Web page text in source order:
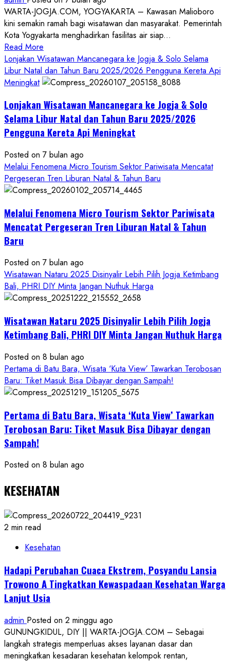
WARTA-JOGJA.COM, YOGYAKARTA – Kawasan Malioboro
kini semakin ramah bagi wisatawan dan masyarakat. Pemerintah
Kota Yogyakarta menghadirkan fasilitas air siap...
Read More
more
about
Malioboro
Ramah,
Sajikan
Fasilitas
Air
Siap
Minum
Gratis
Bagi
&
Masyarakat
Lonjakan Wisatawan Mancanegara ke Jogja & Solo Selama
Libur Natal dan Tahun Baru 2025/2026 Pengguna Kereta Api
Meningkat
Lonjakan Wisatawan Mancanegara ke Jogja & Solo
Selama Libur Natal dan Tahun Baru 2025/2026
Pengguna Kereta Api Meningkat
Posted on 7 bulan ago
Melalui Fenomena Micro Tourism Sektor Pariwisata Mencatat
Pergeseran Tren Liburan Natal & Tahun Baru
Melalui Fenomena Micro Tourism Sektor Pariwisata
Mencatat Pergeseran Tren Liburan Natal & Tahun
Baru
Posted on 7 bulan ago
Wisatawan Nataru 2025 Disinyalir Lebih Pilih Jogja Ketimbang
Bali, PHRI DIY Minta Jangan Nuthuk Harga
Wisatawan Nataru 2025 Disinyalir Lebih Pilih Jogja
Ketimbang Bali, PHRI DIY Minta Jangan Nuthuk Harga
Posted on 8 bulan ago
Pertama di Batu Bara, Wisata ‘Kuta View’ Tawarkan Terobosan
Baru: Tiket Masuk Bisa Dibayar dengan Sampah!
Pertama di Batu Bara, Wisata ‘Kuta View’ Tawarkan
Terobosan Baru: Tiket Masuk Bisa Dibayar dengan
Sampah!
Posted on 8 bulan ago
KESEHATAN
2 min read
Kesehatan
Hadapi Perubahan Cuaca Ekstrem, Posyandu Lansia
Trowono A Tingkatkan Kewaspadaan Kesehatan Warga
Lanjut Usia
admin Posted on 2 minggu ago
GUNUNGKIDUL, DIY || WARTA-JOGJA.COM – Sebagai
langkah strategis memperluas akses layanan dasar dan
meningkatkan kesadaran kesehatan kelompok rentan,